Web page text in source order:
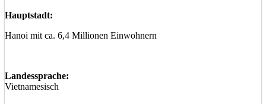
Hauptstadt:
Hanoi mit ca. 6,4 Millionen Einwohnern
Landessprache:
Vietnamesisch